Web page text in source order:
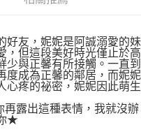
並將交易相關給付款項請求債
址：
或監護人之同意方可使用
之損失，本公司不負相關責
別帳號之用戶狀況，依本公司即
足之情形，本公司將視審查結果
費
好友，妮妮是阿誠溺愛的妹
，但這段美好時光僅止於高
少與正馨有所接觸。一直到
度成為正馨的鄰居，而妮妮
心疼的祕密，妮妮因此萌生
露出這種表情，我就沒辦
★